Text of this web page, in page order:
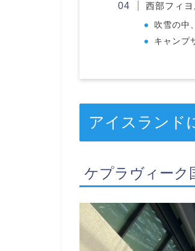
西部フィ
吹雪の中
キャンプ
アイスランド
ケプラヴィーク